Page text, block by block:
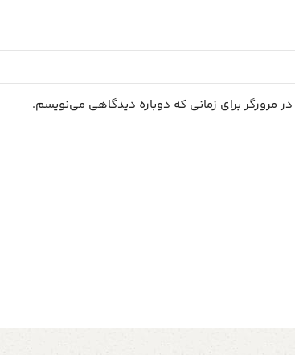
مرورگر برای زمانی که دوباره دیدگاهی می‌نویسم.